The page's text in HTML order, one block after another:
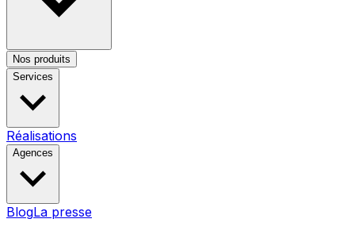
Nos produits
Services
Réalisations
Agences
BlogLa presse